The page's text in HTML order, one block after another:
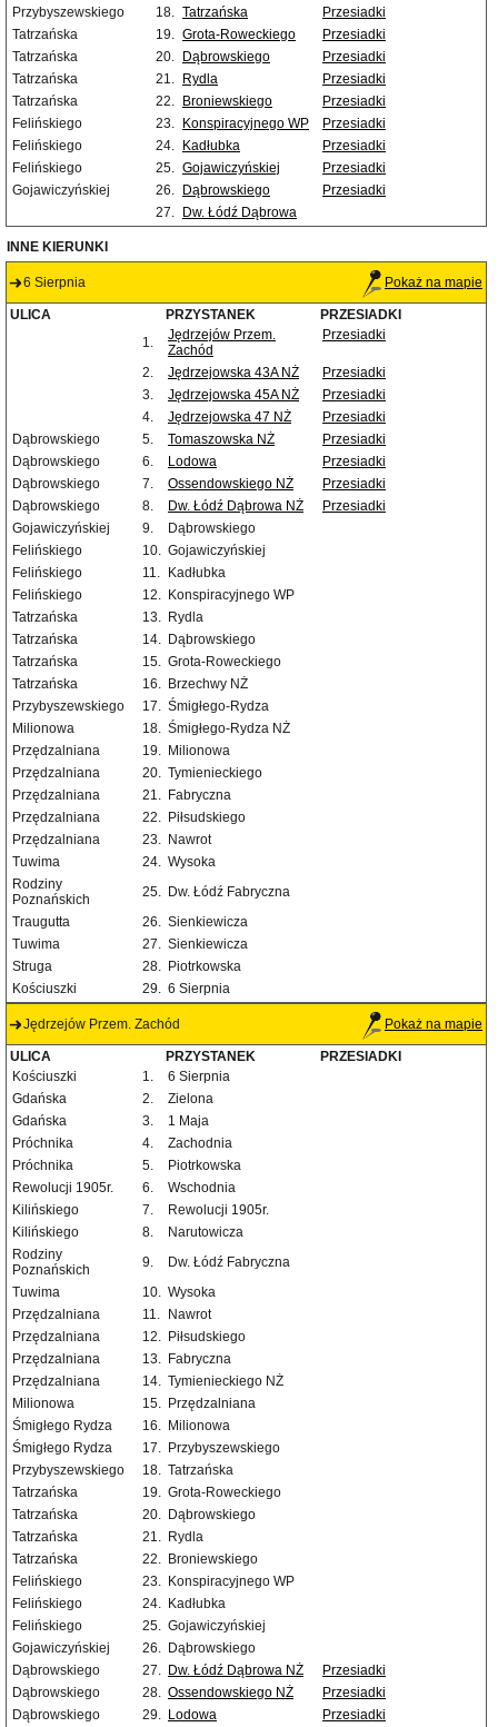
Przybyszewskiego
18. Tatrzańska
Przesiadki
Tatrzańska
19. Grota-Roweckiego
Przesiadki
Tatrzańska
20. Dąbrowskiego
Przesiadki
Tatrzańska
21. Rydla
Przesiadki
Tatrzańska
22. Broniewskiego
Przesiadki
Felińskiego
23. Konspiracyjnego WP
Przesiadki
Felińskiego
24. Kadłubka
Przesiadki
Felińskiego
25. Gojawiczyńskiej
Przesiadki
Gojawiczyńskiej
26. Dąbrowskiego
Przesiadki
27.
Dw. Łódź Dąbrowa
INNE KIERUNKI
6 Sierpnia Pokaż na mapie
ULICA PRZYSTANEK
PRZESIADKI
1.
Jędrzejów Przem.
Zachód
Przesiadki
2. Jędrzejowska 43A NŻ
Przesiadki
3.
Jędrzejowska 45A NŻ
Przesiadki
4.
Jędrzejowska 47 NŻ
Przesiadki
Dąbrowskiego
5. Tomaszowska NŻ
Przesiadki
Dąbrowskiego
6. Lodowa
Przesiadki
Dąbrowskiego
7. Ossendowskiego NŻ
Przesiadki
Dąbrowskiego
8. Dw. Łódź Dąbrowa NŻ
Przesiadki
Gojawiczyńskiej
9.
Dąbrowskiego
Felińskiego
10. Gojawiczyńskiej
Felińskiego
11.
Kadłubka
Felińskiego
12. Konspiracyjnego WP
Tatrzańska
13. Rydla
Tatrzańska
14. Dąbrowskiego
Tatrzańska
15. Grota-Roweckiego
Tatrzańska
16. Brzechwy NŻ
Przybyszewskiego
17. Śmigłego-Rydza
Milionowa
18. Śmigłego-Rydza NŻ
Przędzalniana
19. Milionowa
Przędzalniana
20. Tymienieckiego
Przędzalniana
21. Fabryczna
Przędzalniana
22. Piłsudskiego
Przędzalniana
23. Nawrot
Tuwima
24. Wysoka
Rodziny
Poznańskich
25. Dw. Łódź Fabryczna
Traugutta
26. Sienkiewicza
Tuwima
27. Sienkiewicza
Struga
28. Piotrkowska
Kościuszki
29. 6 Sierpnia
Jędrzejów Przem. Zachód Pokaż na mapie
ULICA PRZYSTANEK
PRZESIADKI
Kościuszki
1.
6 Sierpnia
Gdańska
2.
Zielona
Gdańska
3.
1 Maja
Próchnika
4.
Zachodnia
Próchnika
5.
Piotrkowska
Rewolucji 1905r.
6.
Wschodnia
Kilińskiego
7.
Rewolucji 1905r.
Kilińskiego
8.
Narutowicza
Rodziny
Poznańskich
9.
Dw. Łódź Fabryczna
Tuwima
10. Wysoka
Przędzalniana
11.
Nawrot
Przędzalniana
12. Piłsudskiego
Przędzalniana
13. Fabryczna
Przędzalniana
14. Tymienieckiego NŻ
Milionowa
15. Przędzalniana
Śmigłego Rydza
16. Milionowa
Śmigłego Rydza
17. Przybyszewskiego
Przybyszewskiego
18. Tatrzańska
Tatrzańska
19. Grota-Roweckiego
Tatrzańska
20. Dąbrowskiego
Tatrzańska
21. Rydla
Tatrzańska
22. Broniewskiego
Felińskiego
23. Konspiracyjnego WP
Felińskiego
24. Kadłubka
Felińskiego
25. Gojawiczyńskiej
Gojawiczyńskiej
26. Dąbrowskiego
Dąbrowskiego
27. Dw. Łódź Dąbrowa NŻ
Przesiadki
Dąbrowskiego
28. Ossendowskiego NŻ
Przesiadki
Dąbrowskiego
29. Lodowa Przesiadki